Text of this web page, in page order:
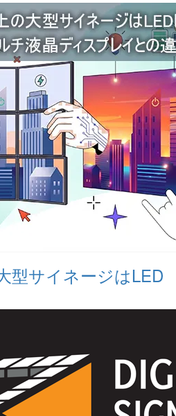
型サイネージはLED